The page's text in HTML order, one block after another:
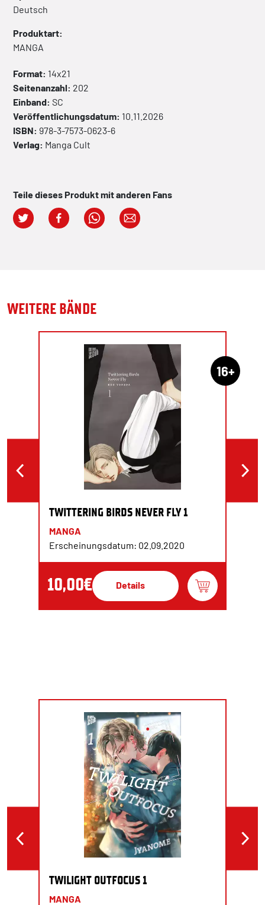
Deutsch
Produktart:
MANGA
Format: 14x21
Seitenanzahl: 202
Einband: SC
Veröffentlichungsdatum: 10.11.2026
ISBN: 978-3-7573-0623-6
Verlag: Manga Cult
Teile dieses Produkt mit anderen Fans
WEITERE BÄNDE
16+
TWITTERING BIRDS NEVER FLY 1
MANGA
Erscheinungsdatum: 02.09.2020
10,00€ Details
TWILIGHT OUTFOCUS 1
MANGA